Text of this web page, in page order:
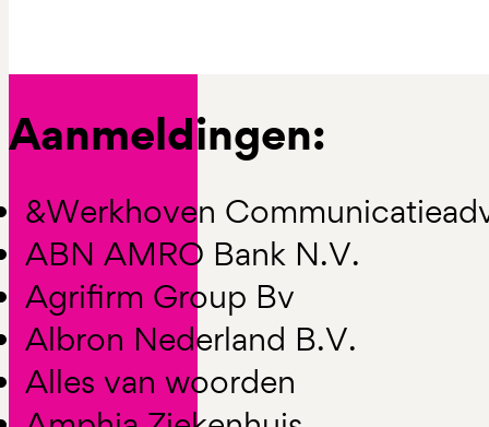
Aanmeldingen:
&Werkhoven
ABN AMRO Bank N.V.
Agrifirm Group Bv
Albron Nederland B.V.
Alles van woorden